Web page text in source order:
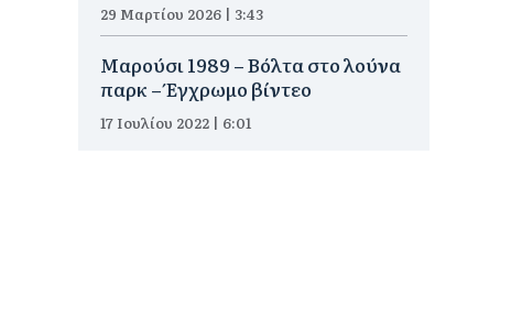
29 Μαρτίου 2026 | 3:43
Μαρούσι 1989 – Βόλτα στο λούνα
παρκ – Έγχρωμο βίντεο
17 Ιουλίου 2022 | 6:01